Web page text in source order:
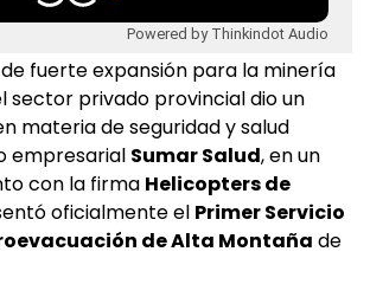
Powered by Thinkindot Audio
fuerte expansión para la minería
sector privado provincial dio un
materia de seguridad y salud
empresarial Sumar Salud, en un
con la firma Helicopters de
oficialmente el Primer Servicio
de Alta Montaña de